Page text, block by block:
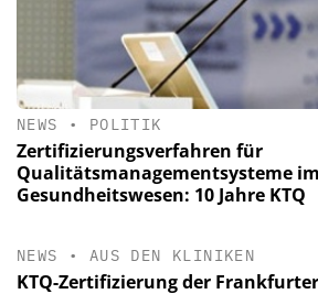
NEWS • POLITIK
Zertifizierungsverfahren für
Qualitätsmanagementsysteme im
Gesundheitswesen: 10 Jahre KTQ
NEWS • AUS DEN KLINIKEN
KTQ-Zertifizierung der